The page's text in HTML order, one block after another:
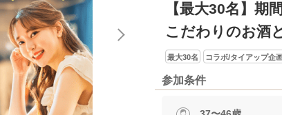
【最大30名】
こだわりのお酒
最大30名 コラボ/タイアップ企
参加条件